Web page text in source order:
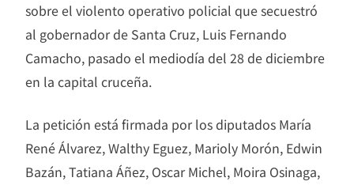
sobre el violento operativo policial que secuestró
al gobernador de Santa Cruz, Luis Fernando
Camacho, pasado el mediodía del 28 de diciembre
en la capital cruceña.
La petición está firmada por los diputados María
René Álvarez, Walthy Eguez, Marioly Morón, Edwin
Bazán, Tatiana Áñez, Oscar Michel, Moira Osinaga,